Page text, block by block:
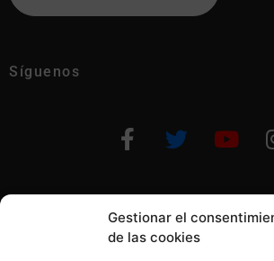
Gestionar el
de las cookies
Síguenos
Otras formas de ayudar